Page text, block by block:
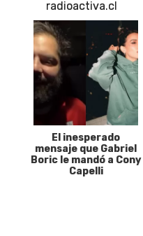
El inesperado
mensaje que Gabriel
Boric le mandó a Cony
Capelli